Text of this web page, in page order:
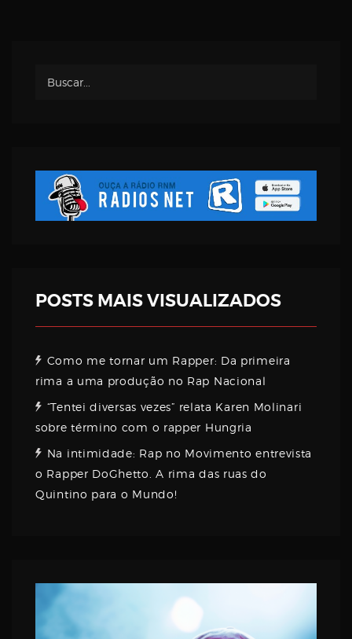
POSTS MAIS VISUALIZADOS
Como me tornar um Rapper: Da primeira
rima a uma produção no Rap Nacional
“Tentei diversas vezes” relata Karen Molinari
sobre término com o rapper Hungria
Na intimidade: Rap no Movimento entrevista
o Rapper DoGhetto. A rima das ruas do
Quintino para o Mundo!